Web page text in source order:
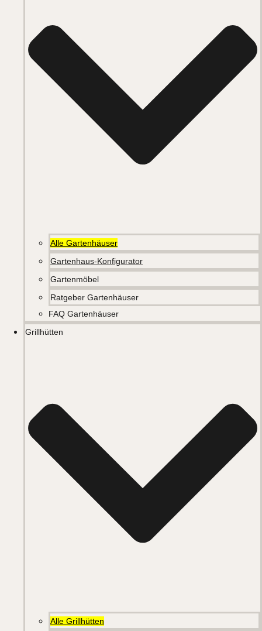
Alle Gartenhäuser
Gartenhaus-Konfigurator
Gartenmöbel
Ratgeber Gartenhäuser
FAQ Gartenhäuser
Grillhütten
Alle Grillhütten